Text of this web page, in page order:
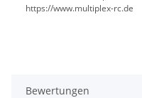
https://www.multiplex-rc.de
Bewertungen